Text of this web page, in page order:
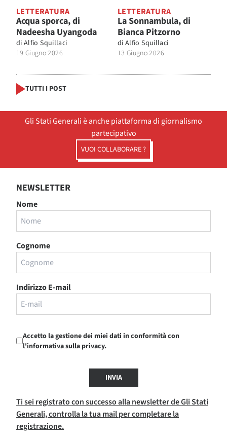
LETTERATURA
Acqua sporca, di
Nadeesha Uyangoda
di Alfio Squillaci
19 Giugno 2026
LETTERATURA
La Sonnambula, di
Bianca Pitzorno
di Alfio Squillaci
13 Giugno 2026
TUTTI I POST
Gli Stati Generali è anche piattaforma di giornalismo
partecipativo
VUOI COLLABORARE ?
NEWSLETTER
Nome
Cognome
Indirizzo E-mail
Accetto la gestione dei miei dati in conformità con
l'informativa sulla privacy.
INVIA
Ti sei registrato con successo alla newsletter de Gli Stati
Generali, controlla la tua mail per completare la
registrazione.